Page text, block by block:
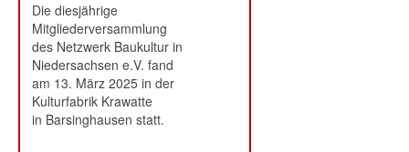
Die diesjährige
Mitgliederversammlung
des Netzwerk Baukultur in
Niedersachsen e.V. fand
am 13. März 2025 in der
Kulturfabrik Krawatte
in Barsinghausen statt.